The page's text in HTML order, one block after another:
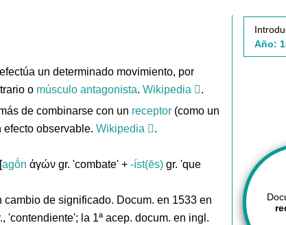
un determinado movimiento, por
o músculo antagonista. Wikipedia
.
de combinarse con un receptor (como un
observable. Wikipedia .
agṓn ἀγών gr. 'combate' + -íst(ēs) gr. 'que
cambio de significado. Docum. en 1533 en
'contendiente'; la 1ª acep. docum. en ingl.
Año: